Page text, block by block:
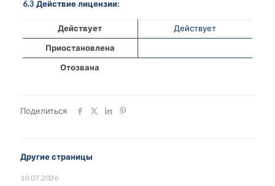
6.3 Действие лицензии:
Действует
Действует
Приостановлена
Отозвана
Поделиться
Другие страницы
10.07.2026